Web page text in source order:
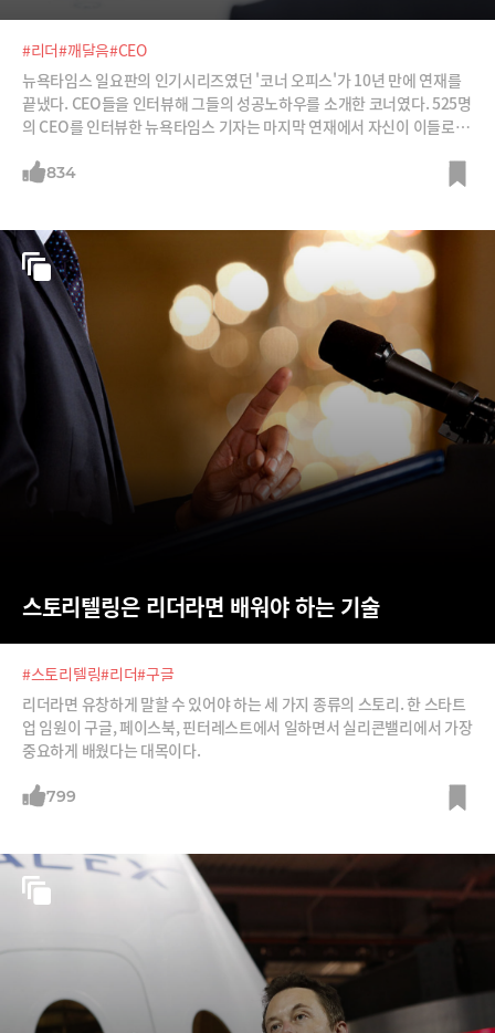
#리더#깨달음#CEO
뉴욕타임스 일요판의 인기시리즈였던 '코너 오피스'가 10년 만에 연재를
끝냈다. CEO들을 인터뷰해 그들의 성공노하우를 소개한 코너였다. 525명
의 CEO를 인터뷰한 뉴욕타임스 기자는 마지막 연재에서 자신이 이들로부
834
스토리텔링은 리더라면 배워야 하는 기술
#스토리텔링#리더#구글
리더라면 유창하게 말할 수 있어야 하는 세 가지 종류의 스토리. 한 스타트
업 임원이 구글, 페이스북, 핀터레스트에서 일하면서 실리콘밸리에서 가장
중요하게 배웠다는 대목이다.
799